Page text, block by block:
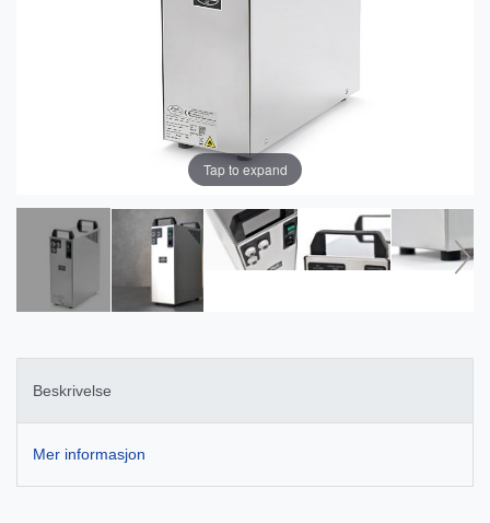
Tap to expand
Beskrivelse
Mer informasjon